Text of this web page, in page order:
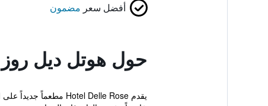
أفضل سعر مضمون
حول هوتل ديل روز